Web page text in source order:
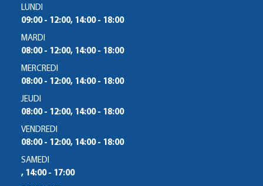
LUNDI
09:00 - 12:00, 14:00 - 18:00
MARDI
08:00 - 12:00, 14:00 - 18:00
MERCREDI
08:00 - 12:00, 14:00 - 18:00
JEUDI
08:00 - 12:00, 14:00 - 18:00
VENDREDI
08:00 - 12:00, 14:00 - 18:00
SAMEDI
, 14:00 - 17:00